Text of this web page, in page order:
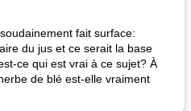
fait surface:
du jus et ce serait la base
ce qui est vrai à ce sujet? À
de blé est-elle vraiment